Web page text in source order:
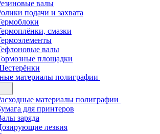
валы
подачи и захвата
смазки
валы
площадки
материалы полиграфии
материалы полиграфии
для принтеров
заряда
лезвия